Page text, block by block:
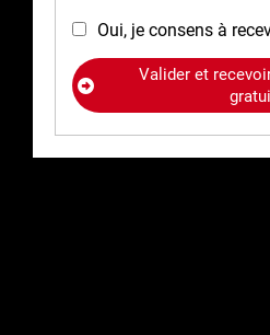
Oui, je consens à
Valider et